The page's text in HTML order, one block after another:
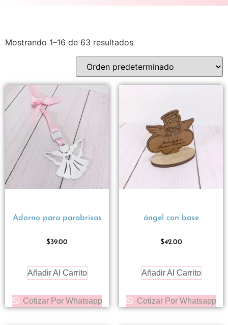
Mostrando 1–16 de 63 resultados
Adorno para parabrisas
$39.00
Añadir Al Carrito
Cotizar Por Whatsapp
ángel con base
$42.00
Añadir Al Carrito
Cotizar Por Whatsapp